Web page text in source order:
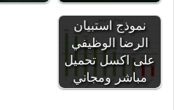
نموذج استبيان
الرضا الوظيفي
على اكسل تحميل
مباشر ومجاني